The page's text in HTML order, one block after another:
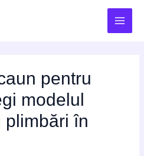
pentru
modelul
plimbări în